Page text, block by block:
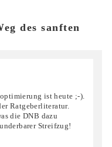
des sanften
ist heute ;-).
Ratgeberliteratur.
die DNB dazu
Streifzug!